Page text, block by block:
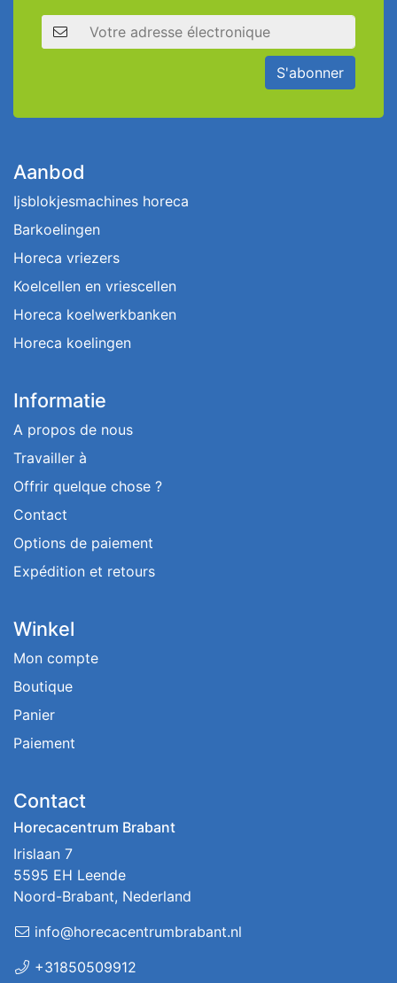
Adresse électronique
S'abonner
Aanbod
Ijsblokjesmachines horeca
Barkoelingen
Horeca vriezers
Koelcellen en vriescellen
Horeca koelwerkbanken
Horeca koelingen
Informatie
A propos de nous
Travailler à
Offrir quelque chose ?
Contact
Options de paiement
Expédition et retours
Winkel
Mon compte
Boutique
Panier
Paiement
Contact
Horecacentrum Brabant
Irislaan 7
5595 EH Leende
Noord-Brabant, Nederland
info@horecacentrumbrabant.nl
+31850509912